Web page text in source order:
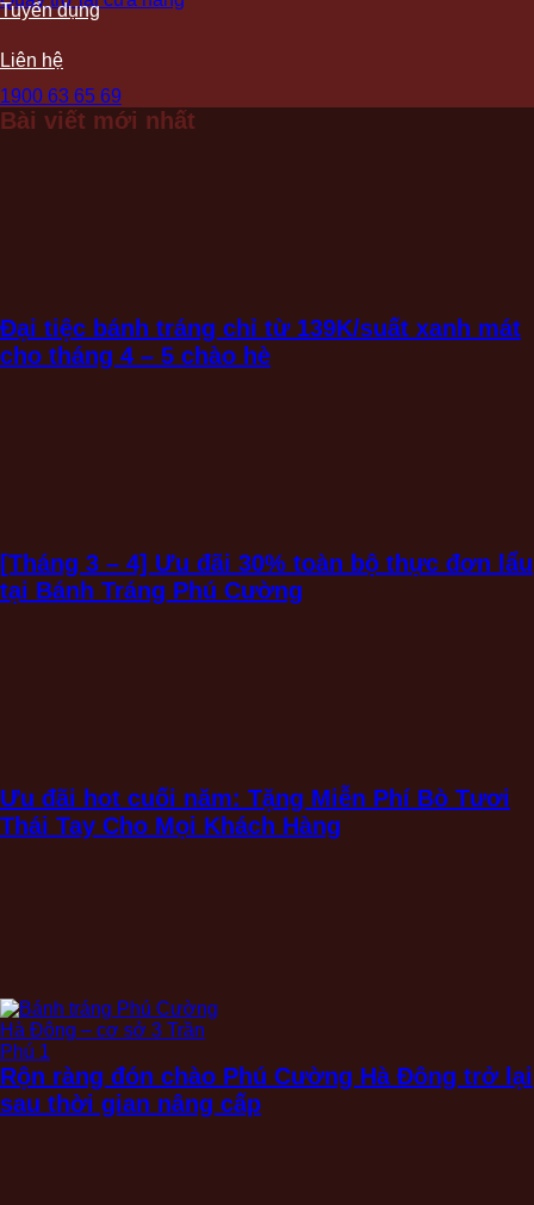
Tuyển dụng
Liên hệ
1900 63 65 69
Bài viết mới nhất
Đại tiệc bánh tráng chỉ từ 139K/suất xanh mát
cho tháng 4 – 5 chào hè
[Tháng 3 – 4] Ưu đãi 30% toàn bộ thực đơn lẩu
tại Bánh Tráng Phú Cường
Ưu đãi hot cuối năm: Tặng Miễn Phí Bò Tươi
Thái Tay Cho Mọi Khách Hàng
Rộn ràng đón chào Phú Cường Hà Đông trở lại
sau thời gian nâng cấp